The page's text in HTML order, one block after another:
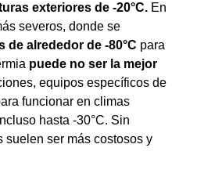
exteriores de -20°C. En
severos, donde se
de alrededor de -80°C para
puede no ser la mejor
equipos específicos de
funcionar en climas
hasta -30°C. Sin
suelen ser más costosos y